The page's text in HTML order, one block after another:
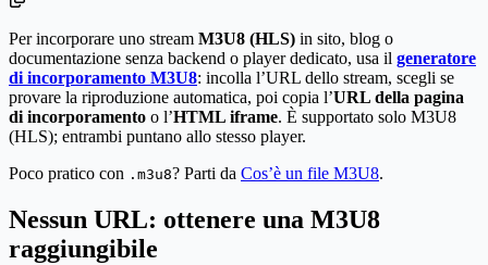
Per incorporare uno stream M3U8 (HLS) in sito, blog o
documentazione senza backend o player dedicato, usa il generatore
di incorporamento M3U8: incolla l’URL dello stream, scegli se
provare la riproduzione automatica, poi copia l’URL della pagina
di incorporamento o l’HTML iframe. È supportato solo M3U8
(HLS); entrambi puntano allo stesso player.
Poco pratico con .m3u8? Parti da Cos’è un file M3U8.
Nessun URL: ottenere una M3U8
raggiungibile